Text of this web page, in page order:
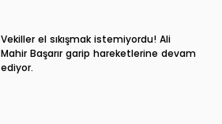
Vekiller el sıkışmak istemiyordu! Ali
Mahir Başarır garip hareketlerine devam
ediyor.